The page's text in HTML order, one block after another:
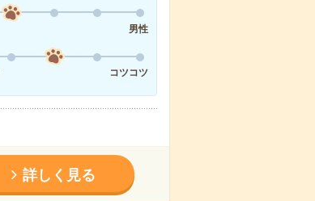
男性
コツコツ
詳しく見る